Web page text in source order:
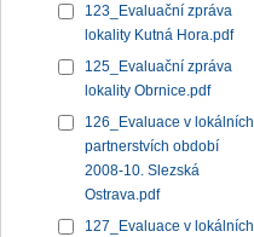
123_Evaluační zpráva
lokality Kutná Hora.pdf
125_Evaluační zpráva
lokality Obrnice.pdf
126_Evaluace v lokálních
partnerstvích období
2008-10. Slezská
Ostrava.pdf
127_Evaluace v lokálních